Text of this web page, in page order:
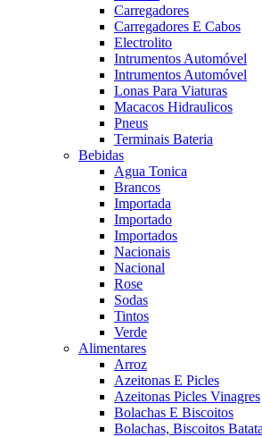
Carregadores
Carregadores E Cabos
Electrolito
Intrumentos Automóvel
Intrumentos Automóvel
Lonas Para Viaturas
Macacos Hidraulicos
Pneus
Terminais Bateria
Bebidas
Agua Tonica
Brancos
Importada
Importado
Importados
Nacionais
Nacional
Rose
Sodas
Tintos
Verde
Alimentares
Arroz
Azeitonas E Picles
Azeitonas Picles Vinagres
Bolachas E Biscoitos
Bolachas, Biscoitos